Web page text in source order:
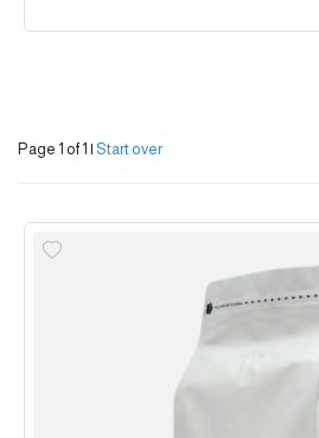
Page 1 of 1 | Start over